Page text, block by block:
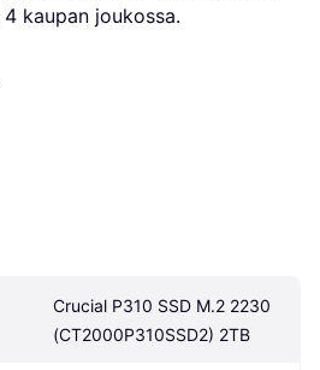
4 kaupan joukossa.
Crucial P310 SSD M.2 2230
(CT2000P310SSD2) 2TB